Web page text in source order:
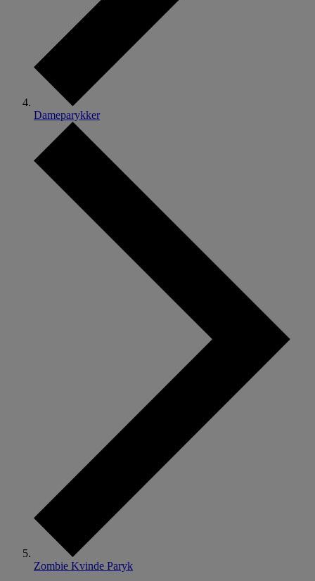
Dameparykker
Zombie Kvinde Paryk